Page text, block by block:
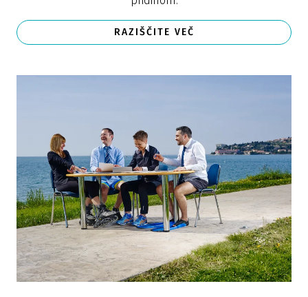
RAZIŠČITE VEČ